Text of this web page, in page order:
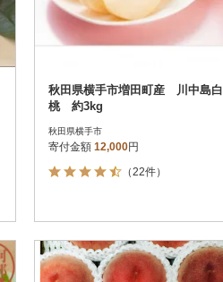
秋田県横手市増田町産 川中島白
桃 約3kg
秋田県横手市
寄付金額 12,000円
（22件）